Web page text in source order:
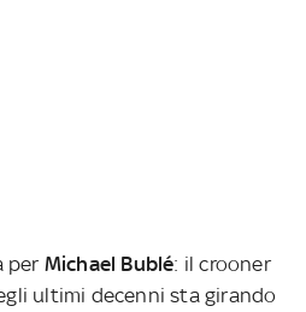
per Michael Bublé: il crooner
ultimi decenni sta girando